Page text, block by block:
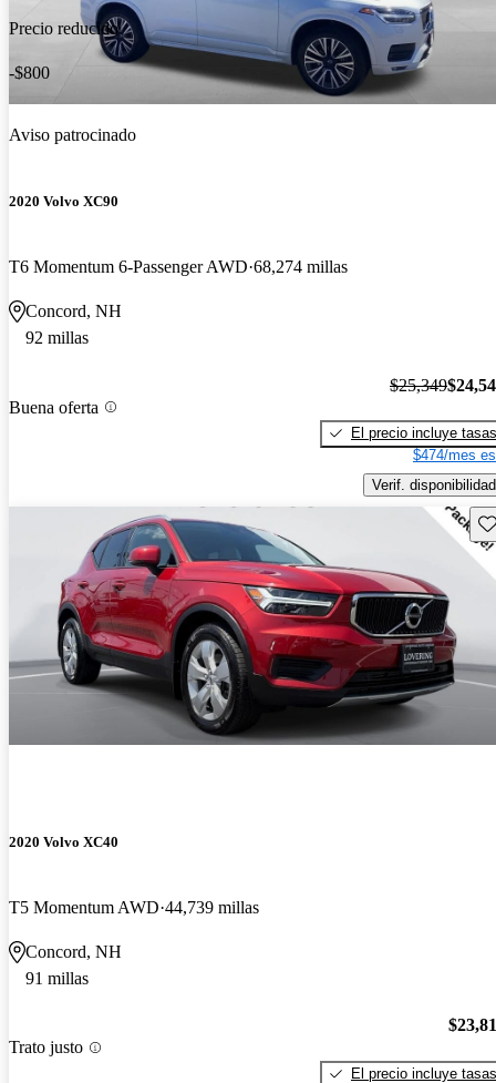
Precio reducido
-$800
Aviso patrocinado
2020 Volvo XC90
T6 Momentum 6-Passenger AWD 68,274 millas
Concord, NH
92 millas
Buena oferta
$25,349
El precio incluye tasas
$474/mes
Verif. disponibilidad
2020 Volvo XC40
T5 Momentum AWD 44,739 millas
Concord, NH
91 millas
Trato justo
El precio incluye tasas